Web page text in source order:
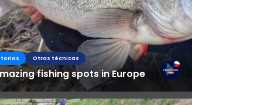
Otras técnicas
fishing spots in Europe